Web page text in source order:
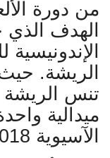
من دورة
الهدف الذي
الريشة.
تنس الريشة
ميدالية
الآسيوية 2018.